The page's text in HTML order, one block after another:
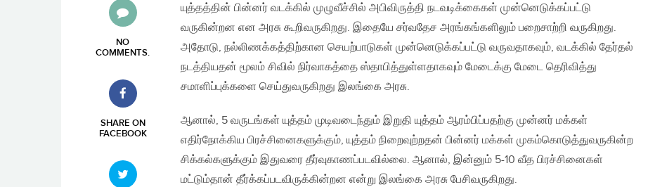
NO
COMMENTS.
SHARE ON
FACEBOOK
யுத்தத்தின் பின்னர் வடக்கில் முழுவீச்சில் அபிவிருத்தி நடவடிக்கைகள் முன்னெடுக்கப்பட்டு
வருகின்றன என அரசு கூறிவருகிறது. இதையே சர்வதேச அரங்கங்களிலும் பறைசாற்றி வருகிறது.
அதோடு, நல்லிணக்கத்திற்கான செயற்பாடுகள் முன்னெடுக்கப்பட்டு வருவதாகவும், வடக்கில் தேர்தல்
நடத்தியதன் மூலம் சிவில் நிர்வாகத்தை ஸ்தாபித்துள்ளதாகவும் மேடைக்கு மேடை தெரிவித்து
சமாளிப்புக்களை செய்துவருகிறது இலங்கை அரசு.
ஆனால், 5 வருடங்கள் யுத்தம் முடிவடைந்தும் இறுதி யுத்தம் ஆரம்பிப்பதற்கு முன்னர் மக்கள்
எதிர்நோக்கிய பிரச்சினைகளுக்கும், யுத்தம் நிறைவுற்றதன் பின்னர் மக்கள் முகம்கொடுத்துவருகின்ற
சிக்கல்களுக்கும் இதுவரை தீர்வுகாணப்படவில்லை. ஆனால், இன்னும் 5-10 வீத பிரச்சினைகள்
மட்டும்தான் தீர்க்கப்படவிருக்கின்றன என்று இலங்கை அரசு பேசிவருகிறது.